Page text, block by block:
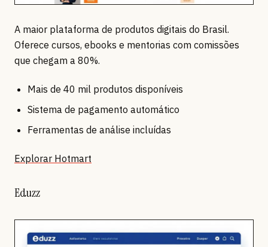
A maior plataforma de produtos digitais do Brasil.
Oferece cursos, ebooks e mentorias com comissões
que chegam a 80%.
Mais de 40 mil produtos disponíveis
Sistema de pagamento automático
Ferramentas de análise incluídas
Explorar Hotmart
Eduzz